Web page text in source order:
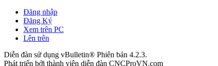
Đăng nhập
Đăng Ký
Xem trên PC
Lên trên
Diễn đàn sử dụng vBulletin® Phiên bản 4.2.3.
Phát triển bởi thành viên diễn đàn CNCProVN.com